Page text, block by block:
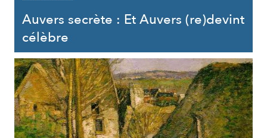
Auvers secrète : Et Auvers (re)devint
célèbre